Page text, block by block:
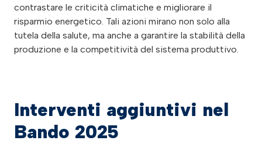
contrastare le criticità climatiche e migliorare il
risparmio energetico. Tali azioni mirano non solo alla
tutela della salute, ma anche a garantire la stabilità della
produzione e la competitività del sistema produttivo.
Interventi aggiuntivi nel
Bando 2025